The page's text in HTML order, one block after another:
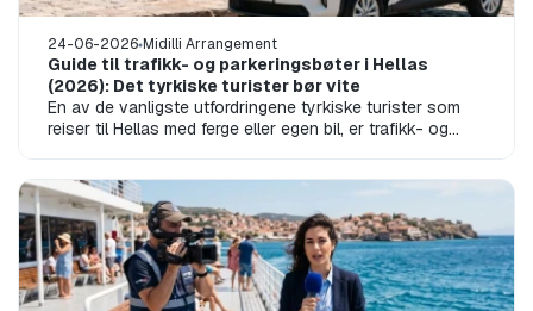
24-06-2026 Midilli Arrangement
Guide til trafikk- og parkeringsbøter i Hellas
(2026): Det tyrkiske turister bør vite
En av de vanligste utfordringene tyrkiske turister som
reiser til Hellas med ferge eller egen bil, er trafikk- og